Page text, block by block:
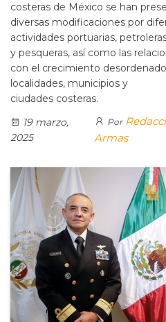
costeras de México se han
diversas modificaciones por
actividades portuarias,
y pesqueras, así como las
con el crecimiento
localidades, municipios y
ciudades costeras.
19 marzo,
2025
Por
Armas